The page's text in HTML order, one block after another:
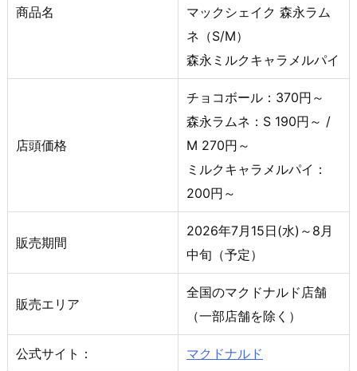
商品名
マックシェイク 森永ラム
ネ（S/M）
森永ミルクキャラメルパイ
店頭価格
チョコボール：370円～
森永ラムネ：S 190円～ /
M 270円～
ミルクキャラメルパイ：
200円～
販売期間
2026年7月15日(水)～8月
中旬（予定）
販売エリア
全国のマクドナルド店舗
（一部店舗を除く）
公式サイト： マクドナルド